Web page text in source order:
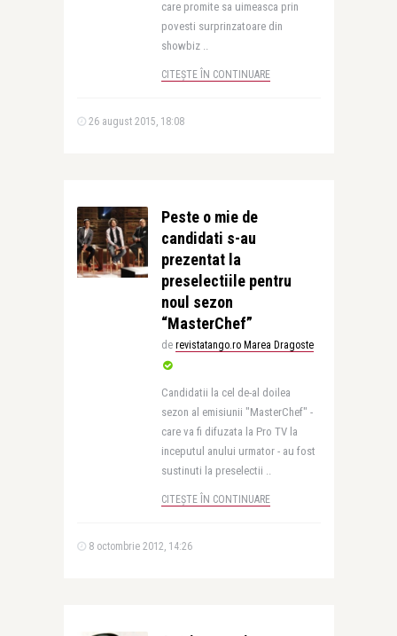
care promite sa uimeasca prin
povesti surprinzatoare din
showbiz ..
CITEȘTE ÎN CONTINUARE
26 august 2015, 18:08
Peste o mie de
candidati s-au
prezentat la
preselectiile pentru
noul sezon
“MasterChef”
de revistatango.ro Marea Dragoste
Candidatii la cel de-al doilea
sezon al emisiunii "MasterChef" -
care va fi difuzata la Pro TV la
inceputul anului urmator - au fost
sustinuti la preselectii ..
CITEȘTE ÎN CONTINUARE
8 octombrie 2012, 14:26